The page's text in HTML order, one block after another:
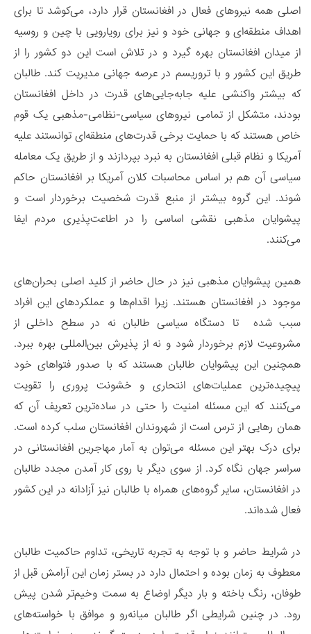
اصلی همه نیرو‌های فعال در افغانستان قرار دارد، می‌کوشد تا برای
اهداف منطقه‌ای و جهانی خود و نیز برای رویارویی با چین و روسیه
از میدان افغانستان بهره گیرد و در تلاش است این دو کشور را از
طریق این کشور و با تروریسم در عرصه جهانی مدیریت کند. طالبان
که بیشتر واکنشی علیه جابه‌جایی‌های قدرت در داخل افغانستان
بودند، متشکل از تمامی نیروهای سیاسی-نظامی-مذهبی یک قوم
خاص هستند که با حمایت برخی قدرت‌های منطقه‌ای توانستند علیه
آمریکا و نظام قبلی افغانستان به نبرد بپردازند و از طریق یک معامله‌
سیاسی آن هم بر اساس محاسبات کلان آمریکا بر افغانستان حاکم
شوند. این گروه بیشتر از منبع قدرت شخصیت برخوردار است و
پیشوایان مذهبی نقشی اساسی را در اطاعت‌پذیری مردم ایفا
می‌کنند.
همین پیشوایان مذهبی نیز در حال حاضر از کلید اصلی بحران‌های
موجود در افغانستان هستند. زیرا اقدام‌ها و عملکردهای این‌ افراد
سبب شده تا دستگاه سیاسی طالبان نه در سطح داخلی از
مشروعیت لازم برخوردار شود و نه از پذیرش بین‌المللی بهره ببرد.
همچنین این پیشوایان طالبان هستند که با صدور فتوا‌های خود
پیچیده‌ترین عملیات‌های انتحاری و خشونت پروری را تقویت
می‌کنند که این مسئله امنیت را حتی در ساده‌ترین تعریف آن که
همان رهایی از ترس است از شهروندان افغانستان سلب کرده است.
برای درک بهتر این مسئله می‌توان به آمار مهاجرین افغانستانی در
سراسر جهان نگاه کرد. از سوی دیگر با روی کار آمدن مجدد طالبان
در افغانستان، سایر گروه‌های همراه‌ با طالبان نیز آزادانه در این کشور
فعال شده‌اند.
در شرایط حاضر و با توجه به تجربه‌ تاریخی، تداوم حاکمیت طالبان
معطوف به زمان بوده و احتمال دارد در بستر زمان این آرامش قبل از
طوفان، رنگ باخته و بار دیگر اوضاع به سمت وخیم‌تر شدن پیش
‌رود. در چنین شرایطی اگر طالبان میانه‌رو و موافق با خواسته‌های